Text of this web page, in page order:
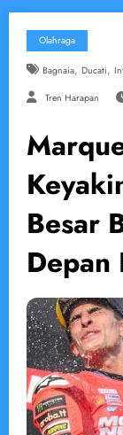
Olahraga
Bagnaia, Ducati,
Tren Harapan
Besar
Depan